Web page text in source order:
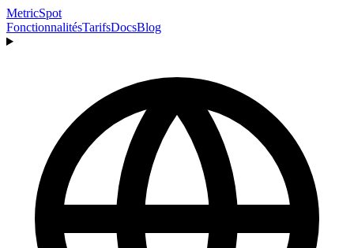
MetricSpot
FonctionnalitésTarifsDocsBlog